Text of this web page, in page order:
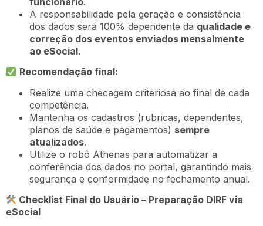
A responsabilidade pela geração e consistência
dos dados será 100% dependente da qualidade e
correção dos eventos enviados mensalmente
ao eSocial.
Recomendação final:
Realize uma checagem criteriosa ao final de cada
competência.
Mantenha os cadastros (rubricas, dependentes,
planos de saúde e pagamentos) sempre
atualizados.
Utilize o robô Athenas para automatizar a
conferência dos dados no portal, garantindo mais
segurança e conformidade no fechamento anual.
Checklist Final do Usuário – Preparação DIRF via
eSocial